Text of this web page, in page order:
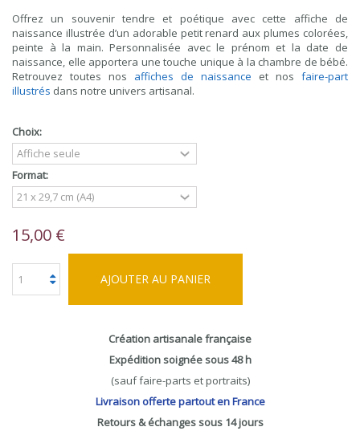
Offrez un souvenir tendre et poétique avec cette affiche de
naissance illustrée d’un adorable petit renard aux plumes colorées,
peinte à la main. Personnalisée avec le prénom et la date de
naissance, elle apportera une touche unique à la chambre de bébé.
Retrouvez toutes nos affiches de naissance et nos faire-part
illustrés dans notre univers artisanal.
Choix:
Format:
15,00 €
AJOUTER AU PANIER
Création artisanale française
Expédition soignée sous 48 h
(sauf faire-parts et portraits)
Livraison offerte partout en France
Retours & échanges sous 14 jours